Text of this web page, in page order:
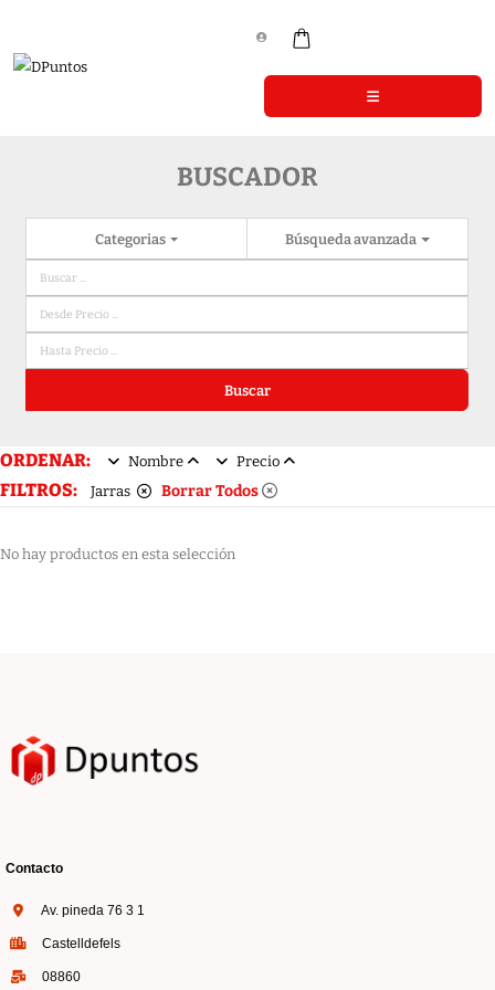
BUSCADOR
Categorias Búsqueda avanzada
Buscar
ORDENAR: Nombre Precio
FILTROS: Jarras Borrar Todos
No hay productos en esta selección
Contacto
Av. pineda 76 3 1
Castelldefels
08860